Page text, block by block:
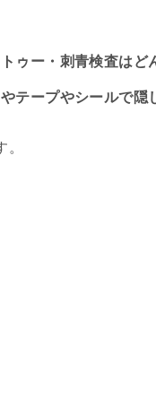
ゥー・刺青検査はど
テープやシールで隠